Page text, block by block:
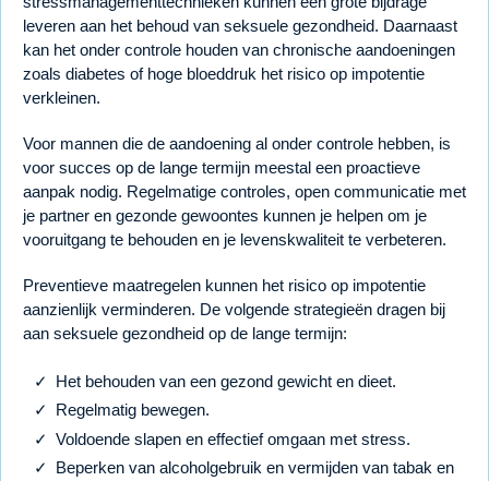
leveren aan het behoud van seksuele gezondheid. Daarnaast
kan het onder controle houden van chronische aandoeningen
zoals diabetes of hoge bloeddruk het risico op impotentie
verkleinen.
Voor mannen die de aandoening al onder controle hebben, is
voor succes op de lange termijn meestal een proactieve
aanpak nodig. Regelmatige controles, open communicatie met
je partner en gezonde gewoontes kunnen je helpen om je
vooruitgang te behouden en je levenskwaliteit te verbeteren.
Preventieve maatregelen kunnen het risico op impotentie
aanzienlijk verminderen. De volgende strategieën dragen bij
aan seksuele gezondheid op de lange termijn:
Het behouden van een gezond gewicht en dieet.
Regelmatig bewegen.
Voldoende slapen en effectief omgaan met stress.
Beperken van alcoholgebruik en vermijden van tabak en